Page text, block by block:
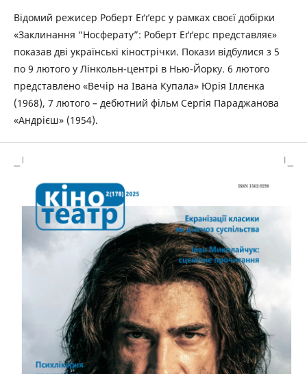
Відомий режисер Роберт Еґґерс у рамках своєї добірки
«Заклинання “Носферату”: Роберт Еґґерс представляє»
показав дві українські кінострічки. Покази відбулися з 5
по 9 лютого у Лінкольн-центрі в Нью-Йорку. 6 лютого
представлено «Вечір на Івана Купала» Юрія Іллєнка
(1968), 7 лютого – дебютний фільм Сергія Параджанова
«Андрієш» (1954).